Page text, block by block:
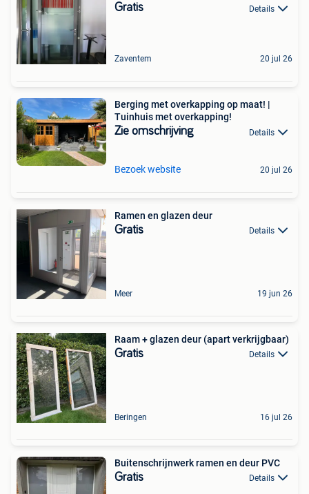
Gratis Details
Zaventem 20 jul 26
Berging met overkapping op maat! |
Tuinhuis met overkapping!
Zie omschrijving Details
Bezoek website 20 jul 26
Ramen en glazen deur
Gratis Details
Meer 19 jun 26
Raam + glazen deur (apart verkrijgbaar)
Gratis Details
Beringen 16 jul 26
Buitenschrijnwerk ramen en deur PVC
Gratis Details